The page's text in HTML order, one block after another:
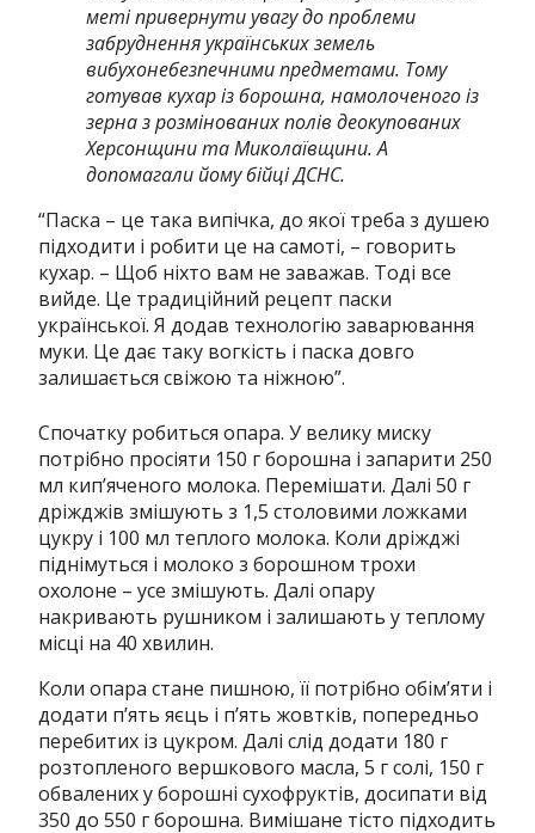
меті привернути увагу до проблеми
забруднення українських земель
вибухонебезпечними предметами. Тому
готував кухар із борошна, намолоченого із
зерна з розмінованих полів деокупованих
Херсонщини та Миколаївщини. А
допомагали йому бійці ДСНС.
“Паска – це така випічка, до якої треба з душею
підходити і робити це на самоті, – говорить
кухар. – Щоб ніхто вам не заважав. Тоді все
вийде. Це традиційний рецепт паски
української. Я додав технологію заварювання
муки. Це дає таку вогкість і паска довго
залишається свіжою та ніжною”.
Спочатку робиться опара. У велику миску
потрібно просіяти 150 г борошна і запарити 250
мл кип’яченого молока. Перемішати. Далі 50 г
дріжджів змішують з 1,5 столовими ложками
цукру і 100 мл теплого молока. Коли дріжджі
піднімуться і молоко з борошном трохи
охолоне – усе змішують. Далі опару
накривають рушником і залишають у теплому
місці на 40 хвилин.
Коли опара стане пишною, її потрібно обім’яти і
додати п’ять яєць і п’ять жовтків, попередньо
перебитих із цукром. Далі слід додати 180 г
розтопленого вершкового масла, 5 г солі, 150 г
обвалених у борошні сухофруктів, досипати від
350 до 550 г борошна. Вимішане тісто підходить